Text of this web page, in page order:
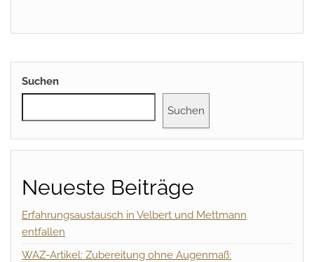
Suchen
Suchen
Neueste Beiträge
Erfahrungsaustausch in Velbert und Mettmann
entfallen
WAZ-Artikel: Zubereitung ohne Augenmaß: